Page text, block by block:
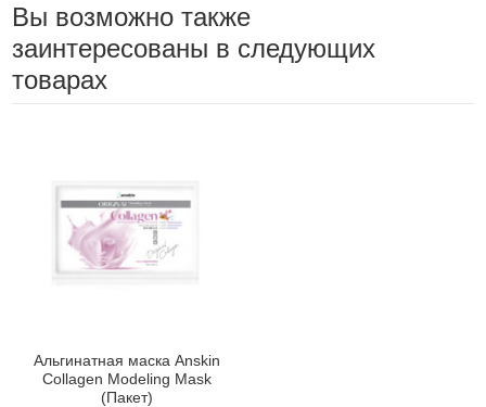
Вы возможно также
заинтересованы в следующих
товарах
Альгинатная маска Anskin
Collagen Modeling Mask
(Пакет)